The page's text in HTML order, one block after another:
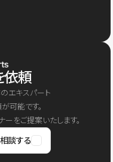
依頼
エキスパート
可能です。
をご提案いたします。
談する